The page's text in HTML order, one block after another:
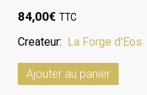
84,00€ TTC
Createur: La Forge d'Eos
Ajouter au panier